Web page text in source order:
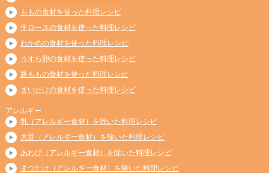
ももの食材を使った料理レシピ
牛ロースの食材を使った料理レシピ
わかめの食材を使った料理レシピ
うずら卵の食材を使った料理レシピ
豚ももの食材を使った料理レシピ
まいたけの食材を使った料理レシピ
アレルギー
乳（アレルギー食材）を除いた料理レシピ
大豆（アレルギー食材）を除いた料理レシピ
あわび（アレルギー食材）を除いた料理レシピ
まつたけ（アレルギー食材）を除いた料理レシピ